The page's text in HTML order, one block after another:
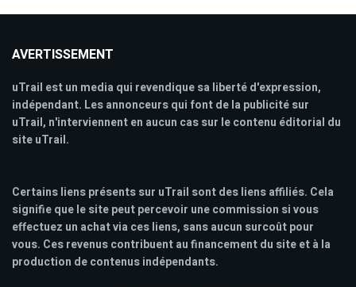
AVERTISSEMENT
uTrail est un media qui revendique sa liberté d'expression,
indépendant. Les annonceurs qui font de la publicité sur
uTrail, n'interviennent en aucun cas sur le contenu éditorial du
site uTrail.
Certains liens présents sur uTrail sont des liens affiliés. Cela
signifie que le site peut percevoir une commission si vous
effectuez un achat via ces liens, sans aucun surcoût pour
vous. Ces revenus contribuent au financement du site et à la
production de contenus indépendants.